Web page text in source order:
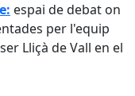
espai de debat on
per l'equip
Lliçà de Vall en el